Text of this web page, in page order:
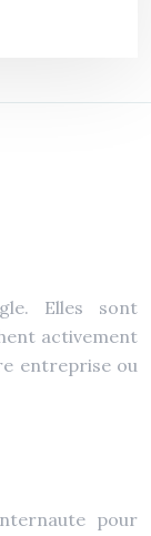
Elles sont
activement
entreprise ou
pour